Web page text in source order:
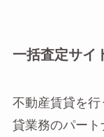
一括査定サイ
不動産賃貸を
貸業務のパート